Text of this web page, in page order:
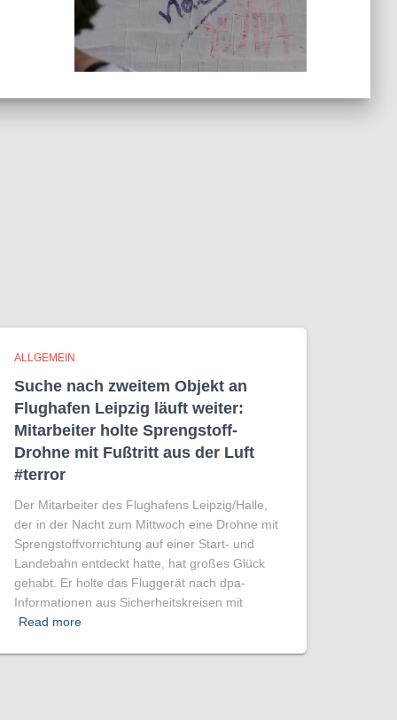
ALLGEMEIN
Suche nach zweitem Objekt an
Flughafen Leipzig läuft weiter:
Mitarbeiter holte Sprengstoff-
Drohne mit Fußtritt aus der Luft
#terror
Der Mitarbeiter des Flughafens Leipzig/Halle,
der in der Nacht zum Mittwoch eine Drohne mit
Sprengstoffvorrichtung auf einer Start- und
Landebahn entdeckt hatte, hat großes Glück
gehabt. Er holte das Fluggerät nach dpa-
Informationen aus Sicherheitskreisen mit
Read more